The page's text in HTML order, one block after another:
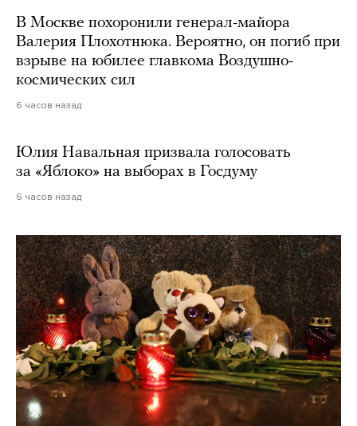
В Москве похоронили генерал-майора
Валерия Плохотнюка. Вероятно, он погиб при
взрыве на юбилее главкома Воздушно-
космических сил
6 часов назад
Юлия Навальная призвала голосовать
за «Яблоко» на выборах в Госдуму
6 часов назад